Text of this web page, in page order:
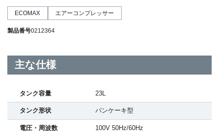
ECOMAX エアーコンプレッサー
製品番号0212364
主な仕様
タンク容量 23L
タンク形状 パンケーキ型
電圧・周波数 100V 50Hz/60Hz